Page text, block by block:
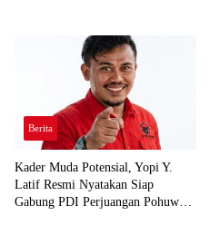
Berita
Kader Muda Potensial, Yopi Y.
Latif Resmi Nyatakan Siap
Gabung PDI Perjuangan Pohuwato